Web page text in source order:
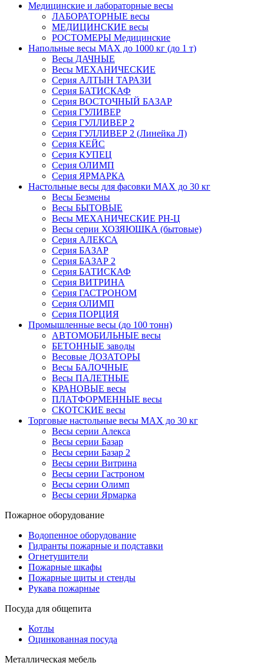
Медицинские и лабораторные весы
ЛАБОРАТОРНЫЕ весы
МЕДИЦИНСКИЕ весы
РОСТОМЕРЫ Медицинские
Напольные весы MAX до 1000 кг (до 1 т)
Весы ДАЧНЫЕ
Весы МЕХАНИЧЕСКИЕ
Серия АЛТЫН ТАРАЗИ
Серия БАТИСКАФ
Серия ВОСТОЧНЫЙ БАЗАР
Серия ГУЛИВЕР
Серия ГУЛЛИВЕР 2
Серия ГУЛЛИВЕР 2 (Линейка Л)
Серия КЕЙС
Серия КУПЕЦ
Серия ОЛИМП
Серия ЯРМАРКА
Настольные весы для фасовки MAX до 30 кг
Весы Безмены
Весы БЫТОВЫЕ
Весы МЕХАНИЧЕСКИЕ РН-Ц
Весы серии ХОЗЯЮШКА (бытовые)
Серия АЛЕКСА
Серия БАЗАР
Серия БАЗАР 2
Серия БАТИСКАФ
Серия ВИТРИНА
Серия ГАСТРОНОМ
Серия ОЛИМП
Серия ПОРЦИЯ
Промышленные весы (до 100 тонн)
АВТОМОБИЛЬНЫЕ весы
БЕТОННЫЕ заводы
Весовые ДОЗАТОРЫ
Весы БАЛОЧНЫЕ
Весы ПАЛЕТНЫЕ
КРАНОВЫЕ весы
ПЛАТФОРМЕННЫЕ весы
СКОТСКИЕ весы
Торговые настольные весы MAX до 30 кг
Весы серии Алекса
Весы серии Базар
Весы серии Базар 2
Весы серии Витрина
Весы серии Гастроном
Весы серии Олимп
Весы серии Ярмарка
Пожарное оборудование
Водопенное оборудование
Гидранты пожарные и подставки
Огнетушители
Пожарные шкафы
Пожарные щиты и стенды
Рукава пожарные
Посуда для общепита
Котлы
Оцинкованная посуда
Металлическая мебель